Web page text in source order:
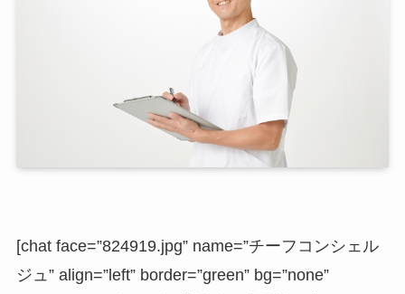
[chat face=”824919.jpg” name=”チーフコンシェル
ジュ” align=”left” border=”green” bg=”none”